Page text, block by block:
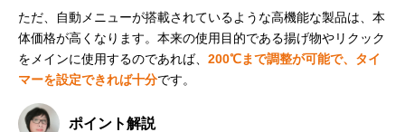
ただ、自動メニューが搭載されているような高機能な製品は、本
体価格が高くなります。本来の使用目的である揚げ物やリクック
をメインに使用するのであれば、 200℃まで調整が可能で、タイ
マーを設定できれば十分です。
ポイント解説